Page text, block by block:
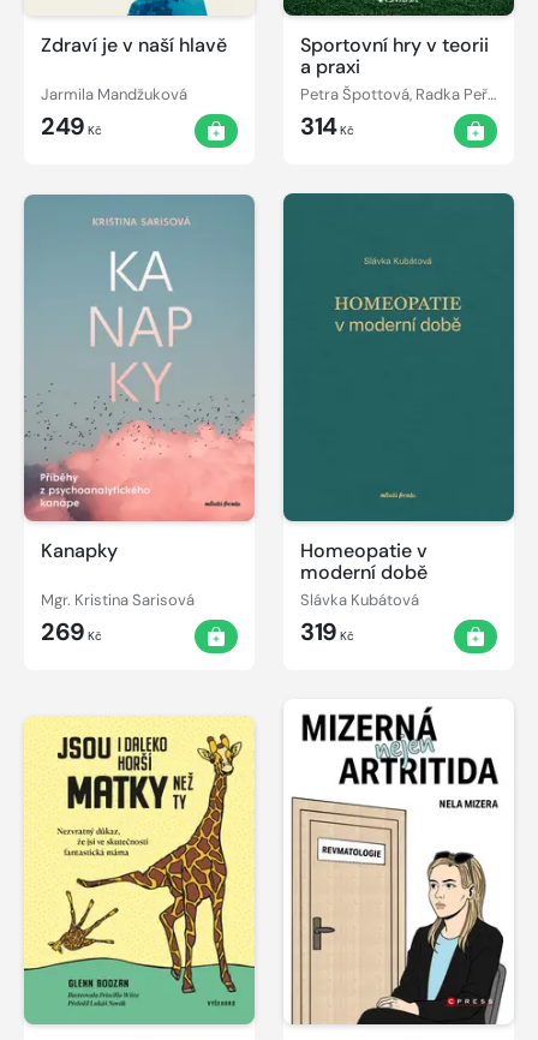
Zdraví je v naší hlavě
Jarmila Mandžuková
249 Kč
Sportovní hry v teorii
a praxi
Petra Špottová, Radka Peřinová, Matěj Sůva, Jaromír Votík
314Kč
Kanapky
Mgr. Kristina Sarisová
269 Kč
Homeopatie v
moderní době
Slávka Kubátová
319 Kč